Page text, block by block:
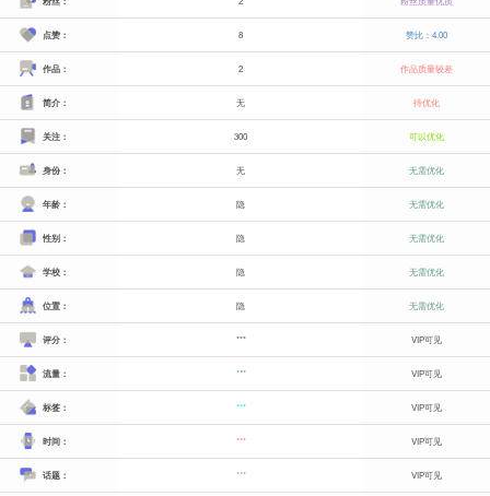
点赞： 8 赞比：4.00
作品： 2 作品质量较差
简介： 无 待优化
关注： 300 可以优化
身份： 无 无需优化
年龄： 隐 无需优化
性别： 隐 无需优化
学校： 隐 无需优化
位置： 隐 无需优化
评分： *** VIP可见
流量： *** VIP可见
标签： *** VIP可见
时间： *** VIP可见
话题： *** VIP可见